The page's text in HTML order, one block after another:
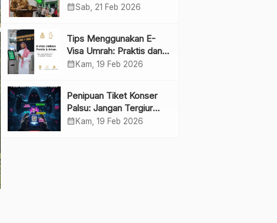
penyebaran minimarket
calendar_monthSab, 21 Feb 2026
Tips Menggunakan E-
Visa Umrah: Praktis dan
Cepat
calendar_month Kam, 19 Feb 2026
Penipuan Tiket Konser
Palsu: Jangan Tergiur
Penjualan di Media Sosial
calendar_month Kam, 19 Feb 2026